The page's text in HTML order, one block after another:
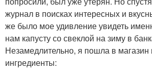
журнал в поисках интересных и
же было мое удивление увидеть
нам капусту со свеклой на зиму в
Незамедлительно, я пошла в магазин
ингредиенты: